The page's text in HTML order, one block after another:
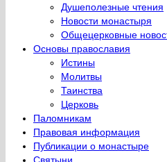
Душеполезные чтения
Новости монастыря
Общецерковные
Основы православия
Истины
Молитвы
Таинства
Церковь
Паломникам
Правовая информация
Публикации о монастыре